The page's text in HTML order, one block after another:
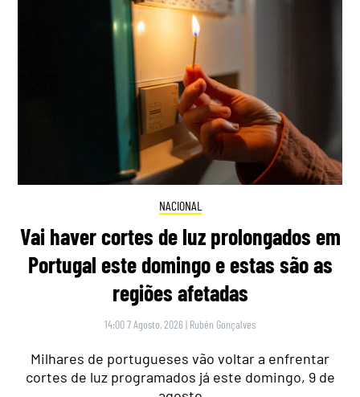
NACIONAL
Vai haver cortes de luz prolongados em
Portugal este domingo e estas são as
regiões afetadas
14:00 7 Agosto, 2026 | Rubén Gonçalves
Milhares de portugueses vão voltar a enfrentar
cortes de luz programados já este domingo, 9 de